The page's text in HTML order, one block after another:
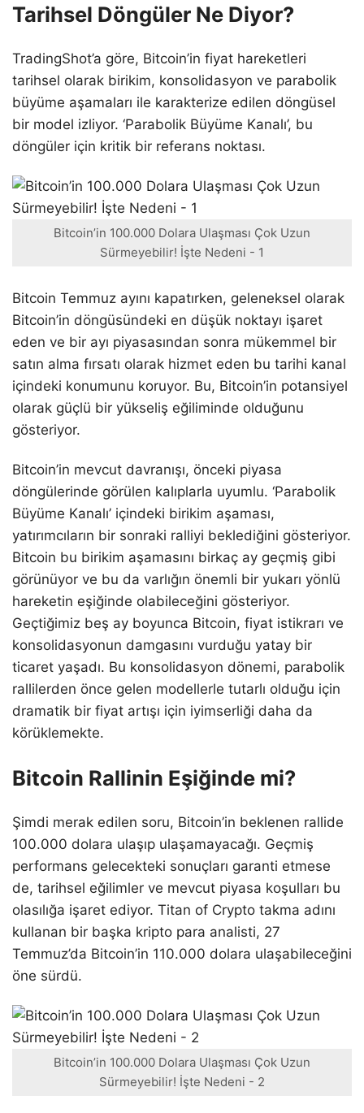
Tarihsel Döngüler Ne Diyor?
TradingShot’a göre, Bitcoin’in fiyat hareketleri
tarihsel olarak birikim, konsolidasyon ve parabolik
büyüme aşamaları ile karakterize edilen döngüsel
bir model izliyor. ‘Parabolik Büyüme Kanalı’, bu
döngüler için kritik bir referans noktası.
Bitcoin’in 100.000 Dolara Ulaşması Çok Uzun
Sürmeyebilir! İşte Nedeni - 1
Bitcoin Temmuz ayını kapatırken, geleneksel olarak
Bitcoin’in döngüsündeki en düşük noktayı işaret
eden ve bir ayı piyasasından sonra mükemmel bir
satın alma fırsatı olarak hizmet eden bu tarihi kanal
içindeki konumunu koruyor. Bu, Bitcoin’in potansiyel
olarak güçlü bir yükseliş eğiliminde olduğunu
gösteriyor.
Bitcoin’in mevcut davranışı, önceki piyasa
döngülerinde görülen kalıplarla uyumlu. ‘Parabolik
Büyüme Kanalı’ içindeki birikim aşaması,
yatırımcıların bir sonraki ralliyi beklediğini gösteriyor.
Bitcoin bu birikim aşamasını birkaç ay geçmiş gibi
görünüyor ve bu da varlığın önemli bir yukarı yönlü
hareketin eşiğinde olabileceğini gösteriyor.
Geçtiğimiz beş ay boyunca Bitcoin, fiyat istikrarı ve
konsolidasyonun damgasını vurduğu yatay bir
ticaret yaşadı. Bu konsolidasyon dönemi, parabolik
rallilerden önce gelen modellerle tutarlı olduğu için
dramatik bir fiyat artışı için iyimserliği daha da
körüklemekte.
Bitcoin Rallinin Eşiğinde mi?
Şimdi merak edilen soru, Bitcoin’in beklenen rallide
100.000 dolara ulaşıp ulaşamayacağı. Geçmiş
performans gelecekteki sonuçları garanti etmese
de, tarihsel eğilimler ve mevcut piyasa koşulları bu
olasılığa işaret ediyor. Titan of Crypto takma adını
kullanan bir başka kripto para analisti, 27
Temmuz’da Bitcoin’in 110.000 dolara ulaşabileceğini
öne sürdü.
Bitcoin’in 100.000 Dolara Ulaşması Çok Uzun
Sürmeyebilir! İşte Nedeni - 2